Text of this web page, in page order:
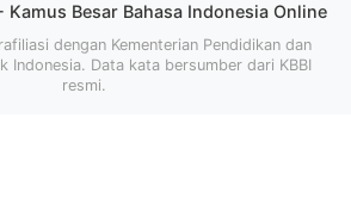
Besar Bahasa Indonesia Online
dengan Kementerian Pendidikan dan
Indonesia. Data kata bersumber dari KBBI
resmi.